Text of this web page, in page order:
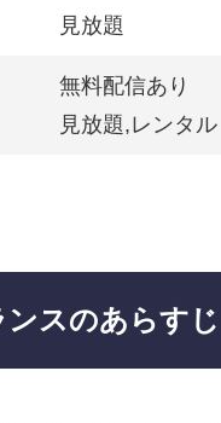
見放題
無料配信あり
見放題,レンタル
スのあらすじ